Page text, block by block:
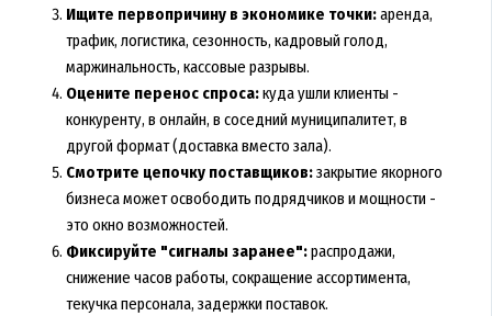
Ищите первопричину в экономике точки:аренда,
трафик, логистика, сезонность, кадровый голод,
маржинальность, кассовые разрывы.
Оцените перенос спроса:куда ушли клиенты -
конкуренту, в онлайн, в соседний муниципалитет, в
другой формат (доставка вместо зала).
Смотрите цепочку поставщиков:закрытие якорного
бизнеса может освободить подрядчиков и мощности -
это окно возможностей.
Фиксируйте "сигналы заранее":распродажи,
снижение часов работы, сокращение ассортимента,
текучка персонала, задержки поставок.